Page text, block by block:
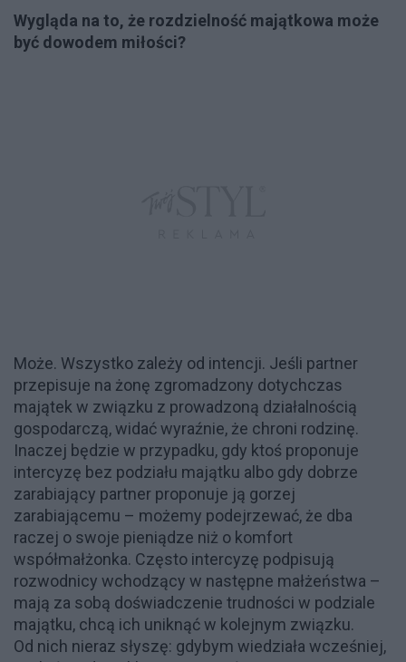
Wygląda na to, że rozdzielność majątkowa może
być dowodem miłości?
Może. Wszystko zależy od intencji. Jeśli partner
przepisuje na żonę zgromadzony dotychczas
majątek w związku z prowadzoną działalnością
gospodarczą, widać wyraźnie, że chroni rodzinę.
Inaczej będzie w przypadku, gdy ktoś proponuje
intercyzę bez podziału majątku albo gdy dobrze
zarabiający partner proponuje ją gorzej
zarabiającemu – możemy podejrzewać, że dba
raczej o swoje pieniądze niż o komfort
współmałżonka. Często intercyzę podpisują
rozwodnicy wchodzący w następne małżeństwa –
mają za sobą doświadczenie trudności w podziale
majątku, chcą ich uniknąć w kolejnym związku.
Od nich nieraz słyszę: gdybym wiedziała wcześniej,